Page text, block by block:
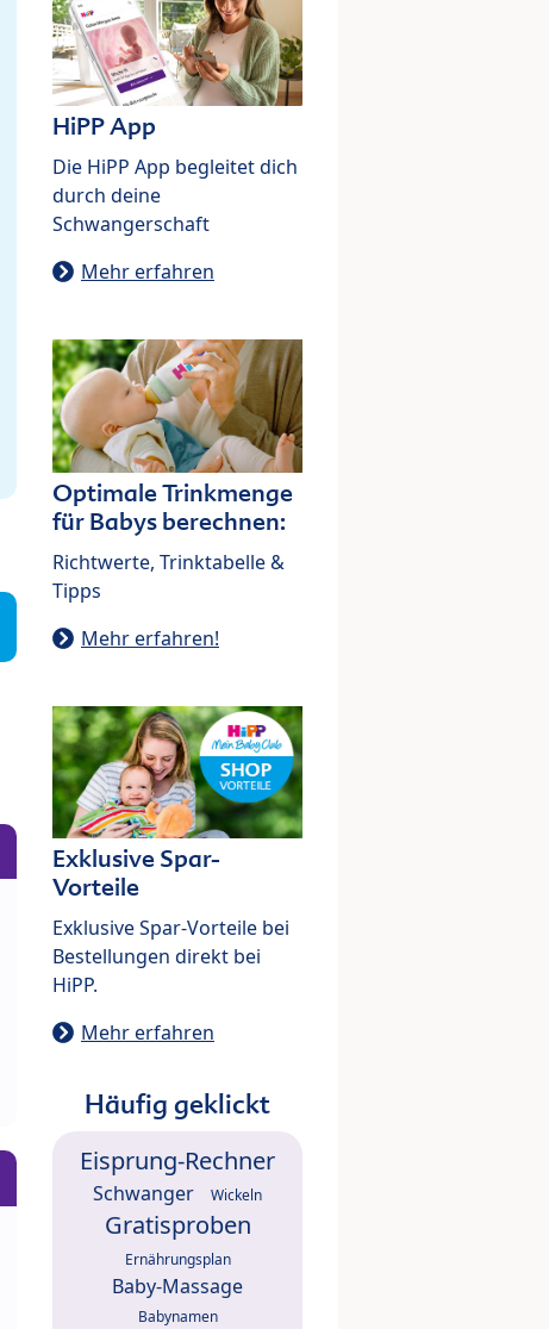
HiPP App
Die HiPP App begleitet dich
durch deine
Schwangerschaft
Mehr erfahren
Optimale Trinkmenge
für Babys berechnen:
Richtwerte, Trinktabelle &
Tipps
Mehr erfahren!
Exklusive Spar-
Vorteile
Exklusive Spar-Vorteile bei
Bestellungen direkt bei
HiPP.
Mehr erfahren
Häufig geklickt
Eisprung-Rechner
Schwanger Wickeln
Gratisproben
Ernährungsplan
Baby-Massage
Babynamen